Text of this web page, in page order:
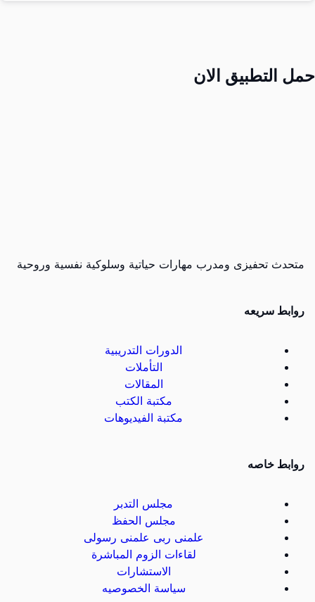
حمل التطبيق الان
متحدث تحفيزى ومدرب مهارات حياتية وسلوكية نفسية وروحية
روابط سريعه
الدورات التدريبية
التأملات
المقالات
مكتبة الكتب
مكتبة الفيديوهات
روابط خاصه
مجلس التدبر
مجلس الحفظ
علمنى ربى علمنى رسولى
لقاءات الزوم المباشرة
الاستشارات
سياسة الخصوصيه